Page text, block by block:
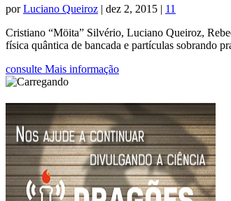
porLuciano Queiroz | dez 2, 2015 | 11
Cristiano “Möita” Silvério, Luciano Queiroz,
física quântica de bancada e partículas sobrando
consulte Mais informação